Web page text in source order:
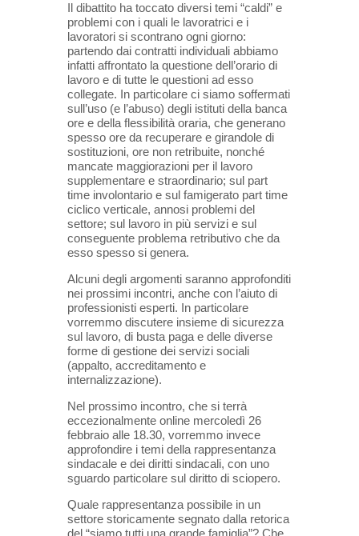
Il dibattito ha toccato diversi temi “caldi” e
problemi con i quali le lavoratrici e i
lavoratori si scontrano ogni giorno:
partendo dai contratti individuali abbiamo
infatti affrontato la questione dell’orario di
lavoro e di tutte le questioni ad esso
collegate. In particolare ci siamo soffermati
sull’uso (e l’abuso) degli istituti della banca
ore e della flessibilità oraria, che generano
spesso ore da recuperare e girandole di
sostituzioni, ore non retribuite, nonché
mancate maggiorazioni per il lavoro
supplementare e straordinario; sul part
time involontario e sul famigerato part time
ciclico verticale, annosi problemi del
settore; sul lavoro in più servizi e sul
conseguente problema retributivo che da
esso spesso si genera.
Alcuni degli argomenti saranno approfonditi
nei prossimi incontri, anche con l’aiuto di
professionisti esperti. In particolare
vorremmo discutere insieme di sicurezza
sul lavoro, di busta paga e delle diverse
forme di gestione dei servizi sociali
(appalto, accreditamento e
internalizzazione).
Nel prossimo incontro, che si terrà
eccezionalmente online mercoledì 26
febbraio alle 18.30, vorremmo invece
approfondire i temi della rappresentanza
sindacale e dei diritti sindacali, con uno
sguardo particolare sul diritto di sciopero.
Quale rappresentanza possibile in un
settore storicamente segnato dalla retorica